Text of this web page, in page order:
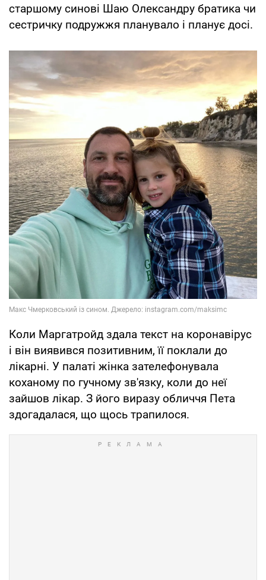
старшому синові Шаю Олександру братика чи
сестричку подружжя планувало і планує досі.
Коли Маргатройд здала текст на коронавірус
і він виявився позитивним, її поклали до
лікарні. У палаті жінка зателефонувала
коханому по гучному зв'язку, коли до неї
зайшов лікар. З його виразу обличчя Пета
здогадалася, що щось трапилося.